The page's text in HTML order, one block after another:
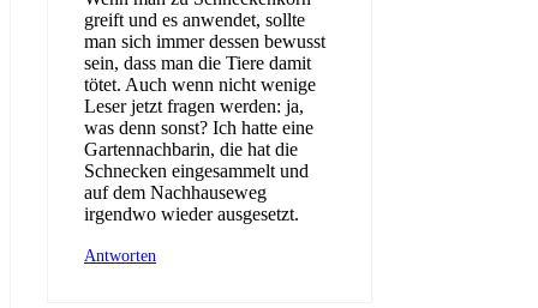
greift und es anwendet, sollte
man sich immer dessen bewusst
sein, dass man die Tiere damit
tötet. Auch wenn nicht wenige
Leser jetzt fragen werden: ja,
was denn sonst? Ich hatte eine
Gartennachbarin, die hat die
Schnecken eingesammelt und
auf dem Nachhauseweg
irgendwo wieder ausgesetzt.
Antworten